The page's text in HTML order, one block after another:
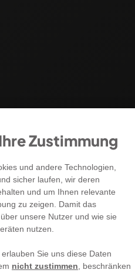
Zustimmung
und andere Technologien,
sicher laufen, wir deren
und um Ihnen relevante
zu zeigen. Damit das
unsere Nutzer und wie sie
nutzen.
Sie uns diese Daten
nicht zustimmen , beschränken
Mail erhalten - Geld